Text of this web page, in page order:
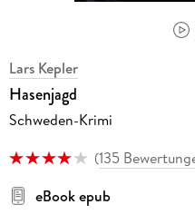
Lars Kepler
Hasenjagd
Schweden-Krimi
(135
eBook epub